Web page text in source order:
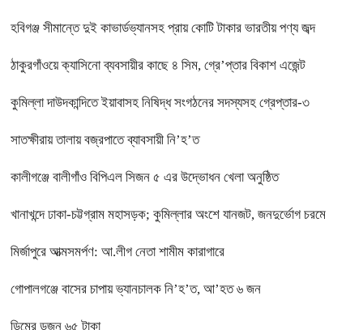
হবিগঞ্জ সীমান্তে দুই কাভার্ডভ্যানসহ প্রায় কোটি টাকার ভারতীয় পণ্য জব্দ
ঠাকুরগাঁওয়ে ক্যাসিনো ব্যবসায়ীর কাছে ৪ সিম, গ্রে’প্তার বিকাশ এজেন্ট
কুমিল্লা দাউদকান্দিতে ইয়াবাসহ নিষিদ্ধ সংগঠনের সদস্যসহ গ্রেপ্তার-৩
সাতক্ষীরায় তালায় বজ্রপাতে ব্যাবসায়ী নি’হ’ত
কালীগঞ্জে বালীগাঁও বিপিএল সিজন ৫ এর উদ্ভোধন খেলা অনুষ্ঠিত
খানাখন্দে ঢাকা-চট্টগ্রাম মহাসড়ক; কুমিল্লার অংশে যানজট, জনদুর্ভোগ চরমে
মির্জাপুরে আত্মসমর্পণ: আ.লীগ নেতা শামীম কারাগারে
গোপালগঞ্জে বাসের চাপায় ভ্যানচালক নি’হ’ত, আ’হত ৬ জন
ডিমের ডজন ৬৫ টাকা